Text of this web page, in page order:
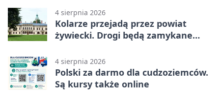
4 sierpnia 2026
Kolarze przejadą przez powiat
żywiecki. Drogi będą zamykane
4 sierpnia 2026
Polski za darmo dla cudzoziemców.
Są kursy także online